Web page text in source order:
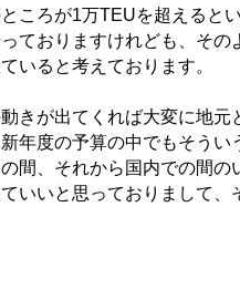
ころが1万TEUを超えるとい
ておりますけれども、その
いると考えております。
きが出てくれば大変に地元
年度の予算の中でもそうい
間、それから国内での間の
いいと思っておりまして、